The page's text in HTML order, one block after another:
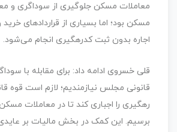
معاملات مسکن جلوگیری از سوداگری و
مسکن بود؛ اما بسیاری از قراردادهای
اجاره بدون ثبت کدرهگیری انجام می‌شود.
قلی خسروی ادامه داد: برای مقابله با
قانونی مجلس نیازمندیم؛ لازم است قوه
رهگیری را اجباری کند تا در معاملات
برسیم. این کمک در بخش مالیات بر